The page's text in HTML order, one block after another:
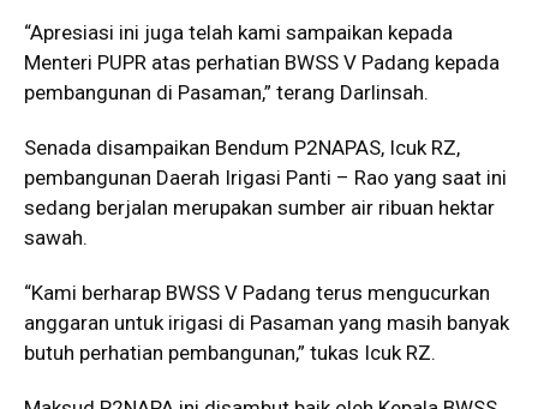
“Apresiasi ini juga telah kami sampaikan kepada
Menteri PUPR atas perhatian BWSS V Padang kepada
pembangunan di Pasaman,” terang Darlinsah.
Senada disampaikan Bendum P2NAPAS, Icuk RZ,
pembangunan Daerah Irigasi Panti – Rao yang saat ini
sedang berjalan merupakan sumber air ribuan hektar
sawah.
“Kami berharap BWSS V Padang terus mengucurkan
anggaran untuk irigasi di Pasaman yang masih banyak
butuh perhatian pembangunan,” tukas Icuk RZ.